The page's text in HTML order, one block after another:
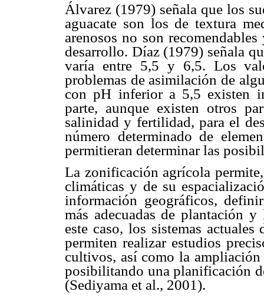
Álvarez (1979) señala que los
aguacate son los de textura
arenosos no son
desarrollo. Díaz (1979) señala
varía entre 5,5 y 6,5. Los
problemas de asimilación de
con pH inferior a 5,5 existen
parte, aunque existen otros
salinidad y fertilidad, para el
número determinado de
permitieran determinar las
La zonificación agrícola
climáticas y de su
información geográficos,
más adecuadas de plantación
este caso, los sistemas
permiten realizar estudios
cultivos, así como la
posibilitando una planificación
(Sediyama et al., 2001).